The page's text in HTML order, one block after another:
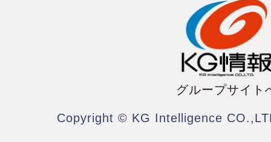
グループサイト
Copyright © KG Intelligence